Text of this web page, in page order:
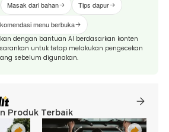
Masak dari bahan Tips dapur
menu berbuka
dengan bantuan AI berdasarkan konten
untuk tetap melakukan pengecekan
sebelum digunakan.